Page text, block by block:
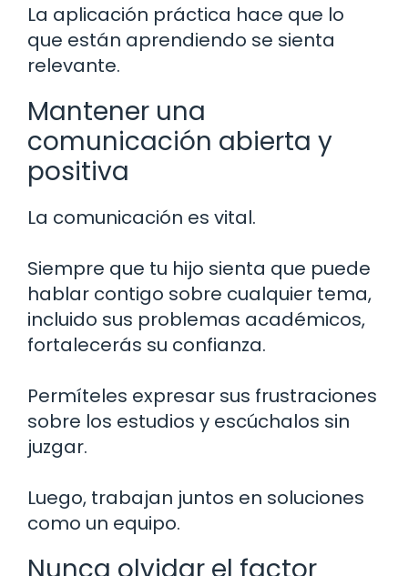
La aplicación práctica hace que lo
que están aprendiendo se sienta
relevante.
Mantener una
comunicación abierta y
positiva
La comunicación es vital.
Siempre que tu hijo sienta que puede
hablar contigo sobre cualquier tema,
incluido sus problemas académicos,
fortalecerás su confianza.
Permíteles expresar sus frustraciones
sobre los estudios y escúchalos sin
juzgar.
Luego, trabajan juntos en soluciones
como un equipo.